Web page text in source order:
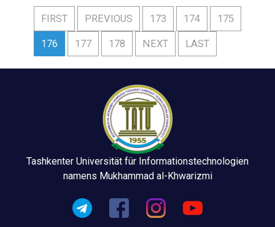
FIRST PREVIOUS 173 174 175
176 177 178 NEXT LAST
Tashkenter Universität für Informationstechnologien
namens Mukhammad al-Khwarizmi